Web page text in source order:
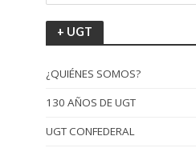
+ UGT
¿QUIÉNES SOMOS?
130 AÑOS DE UGT
UGT CONFEDERAL